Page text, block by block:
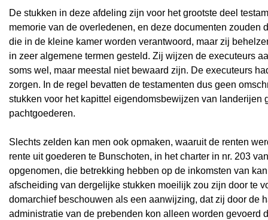
De stukken in deze afdeling zijn voor het grootste deel
memorie van de overledenen, en deze documenten
die in de kleine kamer worden verantwoord, maar zij
in zeer algemene termen gesteld. Zij wijzen de executeurs
soms wel, maar meestal niet bewaard zijn. De executeurs
zorgen. In de regel bevatten de testamenten dus geen
stukken voor het kapittel eigendomsbewijzen van
pachtgoederen.
Slechts zelden kan men ook opmaken, waaruit de renten
rente uit goederen te Bunschoten, in het charter in nr. 203
opgenomen, die betrekking hebben op de inkomsten van
afscheiding van dergelijke stukken moeilijk zou zijn door te
domarchief beschouwen als een aanwijzing, dat zij door de
administratie van de prebenden kon alleen worden gevoerd